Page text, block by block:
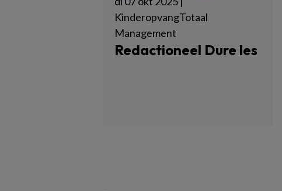
KinderopvangTotaal
Management
Redactioneel Dure les